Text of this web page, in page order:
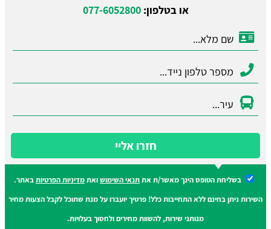
או בטלפון:077-6052800
חזרו אליי
בשליחת הטופס הינך מאשר/ת אתתנאי השימושואתמדיניות הפרטיותבאתר.
השירות ניתן בחינם ללא התחייבות כלל! פרטיך יועברו על מנת שתוכל לקבל הצעות מחיר
מנותני שירות, להשוות מחירים ולחסוך בעלויות.